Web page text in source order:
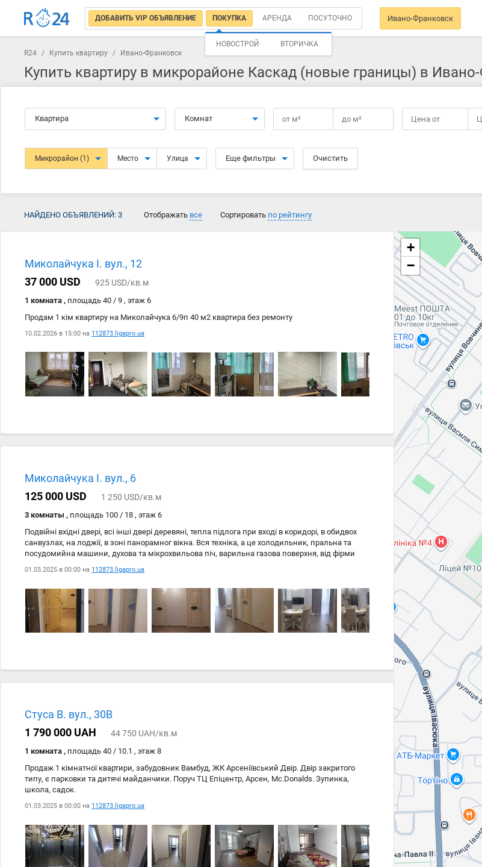
ДОБАВИТЬ VIP ОБЪЯВЛЕНИЕ ПОКУПКА
НОВОСТРОЙ ВТОРИЧКА
АРЕНДА ПОСУТОЧНО Ивано-Франковск
R24 / Купить квартиру / Ивано-Франковск
Купить квартиру в микрорайоне Каскад (новые границы) в
Квартира Комнат от м² до м² Цена от
Микрорайон (1) Место Улица Еще фильтры Очистить
НАЙДЕНО ОБЪЯВЛЕНИЙ: 3 Отображать все Сортировать по рейтингу
Миколайчука І. вул., 12
37 000 USD
925 USD/кв.м
1 комната , площадь 40 / 9 , этаж 6
Продам 1 кім квартиру на Миколайчука 6/9п 40 м2 квартира без ремонту
10.02.2026 в 15:00 на 112873.ligapro.ua
Миколайчука І. вул., 6
125 000 USD
1 250 USD/кв.м
3 комнаты , площадь 100 / 18 , этаж 6
Подвійні вхідні двері, всі інші двері деревяні, тепла підлога при вході в коридорі, в обидвох
санвузлах, на лоджії, в зоні панорамног вікна. Вся техніка, а це холодильник, пральна та
посудомийна машини, духова та мікрохвильова піч, варильна газова поверхня, від фірми
Bosch. Електробойлер від Єлектролюкс. Є робот пилосос.
01.03.2025 в 00:00 на 112873.ligapro.ua
Стуса В. вул., 30В
1 790 000 UAH
44 750 UAH/кв.м
1 комната , площадь 40 / 10.1 , этаж 8
Продаж 1 кімнатної квартири, забудовник Вамбуд, ЖК Арсеніївський Двір. Двір закритого
типу, є парковки та дитячі майданчики. Поруч ТЦ Епіцентр, Арсен, Mc.Donalds. Зупинка,
школа, садок.
01.03.2025 в 00:00 на 112873.ligapro.ua
+
−